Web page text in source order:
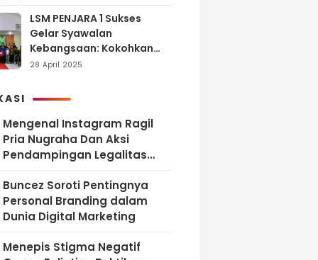
LSM PENJARA 1 Sukses
Gelar Syawalan
Kebangsaan: Kokohkan
Tekad Melawan Korupsi
28 April 2025
Mengenal Instagram Ragil
Pria Nugraha Dan Aksi
Pendampingan Legalitas
‎Buncez Soroti Pentingnya
Personal Branding dalam
Dunia Digital Marketing
Menepis Stigma Negatif